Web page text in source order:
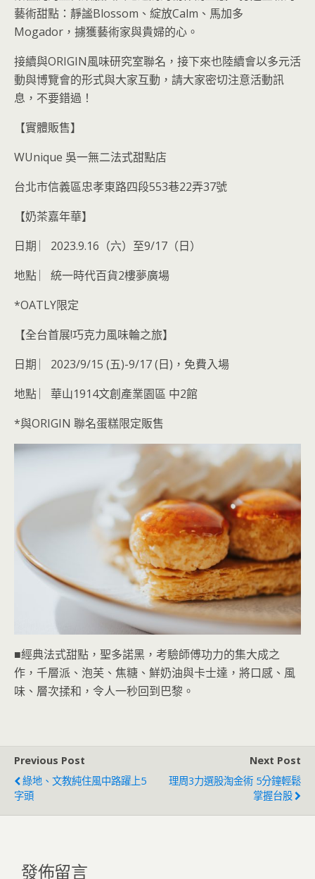
藝術甜點：靜謐Blossom、綻放Calm、馬加多
Mogador，擄獲藝術家與貴婦的心。
接續與ORIGIN風味研究室聯名，接下來也陸續會以多元活
動與博覽會的形式與大家互動，請大家密切注意活動訊
息，不要錯過！
【實體販售】
WUnique 吳一無二法式甜點店
台北市信義區忠孝東路四段553巷22弄37號
【奶茶嘉年華】
日期 ︳2023.9.16（六）至9/17（日）
地點 ︳統一時代百貨2樓夢廣場
*OATLY限定
【全台首展!巧克力風味輪之旅】
日期 ︳2023/9/15 (五)-9/17 (日)，免費入場
地點 ︳華山1914文創產業園區 中2館
*與ORIGIN 聯名蛋糕限定販售
■經典法式甜點，聖多諾黑，考驗師傅功力的集大成之
作，千層派、泡芙、焦糖、鮮奶油與卡士達，將口感、風
味、層次揉和，令人一秒回到巴黎。
Previous Post
綠地、文教純住風中路躍上5
字頭
Next Post
理周3⼒選股淘金術 5分鐘輕鬆
掌握台股
發佈留言